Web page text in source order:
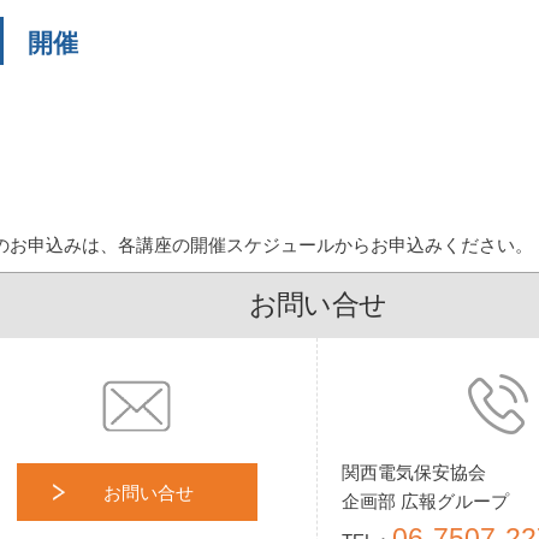
開催
お申込みは、各講座の開催スケジュールからお申込みください。
お問い合せ
お問い合せ
関西電気保安協会
企画部 広報グループ